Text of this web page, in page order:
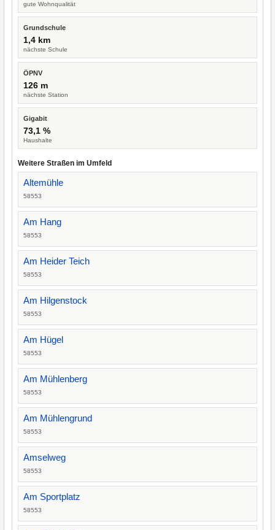
gute Wohnqualität
Grundschule
1,4 km
nächste Schule
ÖPNV
126 m
nächste Station
Gigabit
73,1 %
Haushalte
Weitere Straßen im Umfeld
Altemühle
58553
Am Hang
58553
Am Heider Teich
58553
Am Hilgenstock
58553
Am Hügel
58553
Am Mühlenberg
58553
Am Mühlengrund
58553
Amselweg
58553
Am Sportplatz
58553